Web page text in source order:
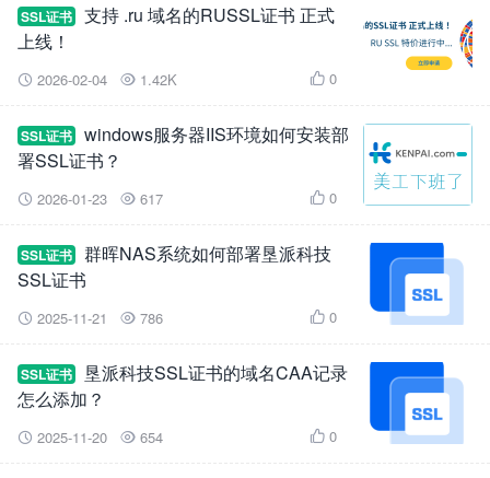
SSL证书
支持 .ru 域名的RUSSL证书 正式
上线！
 2026-02-04  1.42K  0
SSL证书
windows服务器IIS环境如何安装部
署SSL证书？
 2026-01-23  617  0
SSL证书
群晖NAS系统如何部署垦派科技
SSL证书
 2025-11-21  786  0
SSL证书
垦派科技SSL证书的域名CAA记录
怎么添加？
 2025-11-20  654  0